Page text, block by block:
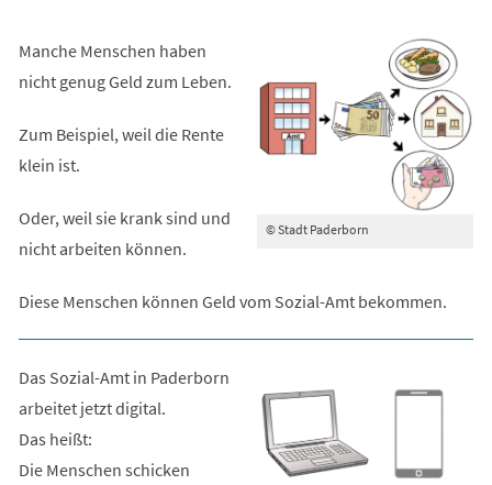
© Stadt Paderborn
Manche Menschen haben
nicht genug Geld zum Leben.
Zum Beispiel, weil die Rente
klein ist.
Oder, weil sie krank sind und
nicht arbeiten können.
Diese Menschen können Geld vom Sozial-Amt bekommen.
Das Sozial-Amt in Paderborn
arbeitet jetzt digital.
Das heißt:
Die Menschen schicken